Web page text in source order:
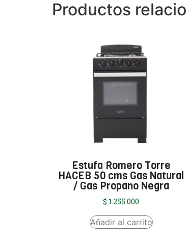
Productos
Estufa Romero Torre
HACEB 50 cms Gas Natural
/ Gas Propano Negra
$ 1.255.000
Añadir al carrito